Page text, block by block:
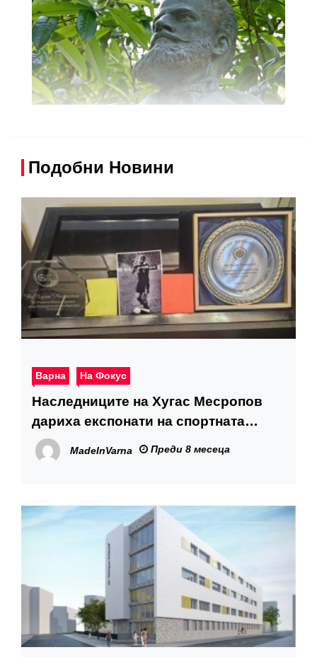
Подобни Новини
Варна На Фокус
Наследниците на Хугас Месропов
дариха експонати на спортната
колекция на Община Варна
MadeInVarna Преди 8 месеца